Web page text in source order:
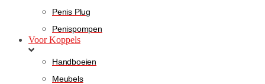
Penis Plug
Penispompen
Voor Koppels
Handboeien
Meubels